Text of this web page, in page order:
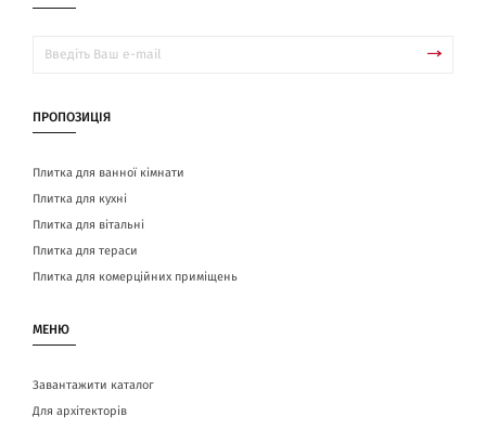
ПРОПОЗИЦІЯ
Плитка для ванної кімнати
Плитка для кухні
Плитка для вітальні
Плитка для тераси
Плитка для комерційних приміщень
МЕНЮ
Завантажити каталог
Для архітекторів